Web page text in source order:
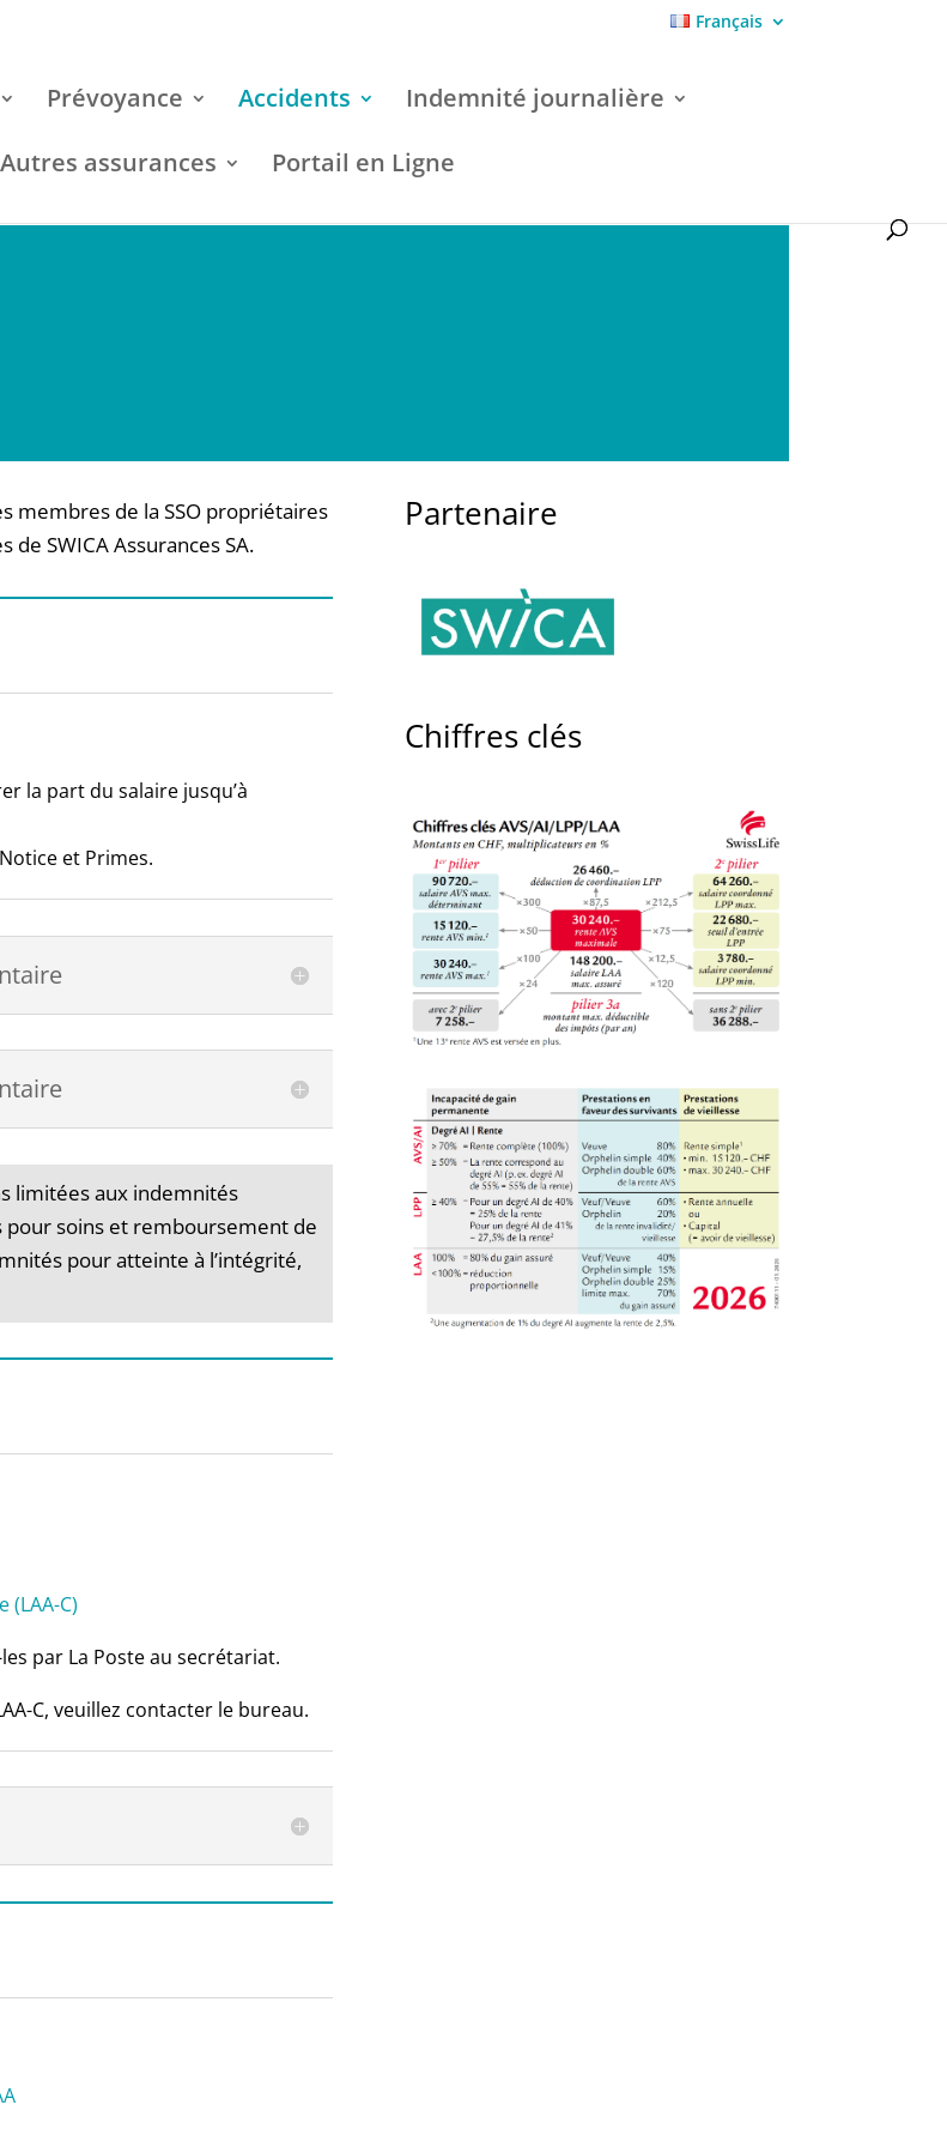
Français
Prévoyance Accidents
Indemnité journalière
Autres assurances Portail en Ligne
membres de la SSO propriétaires
deSWICA Assurances SA.
la part du salaire jusqu’à
et Primes.
limitées aux indemnités
pour soins et remboursement de
pour atteinte à l’intégrité,
C)
par La Poste au secrétariat.
C, veuillez contacter le bureau.
Partenaire
Chiffres clés